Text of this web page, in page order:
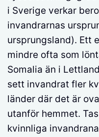
i Sverige verkar
invandrarnas
ursprungsland). Ett
mindre ofta som
Somalia än i
sett invandrat fler
länder där det är
utanför hemmet.
kvinnliga